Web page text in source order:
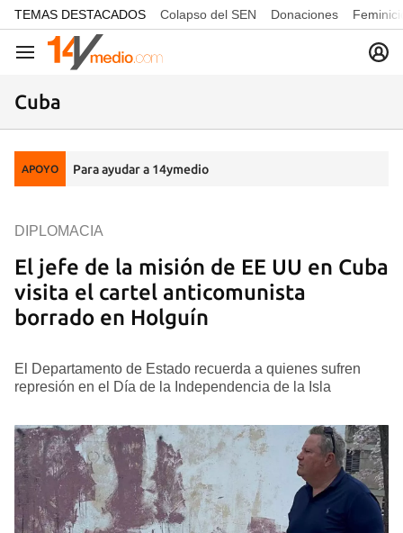
common.go-to-content
TEMAS DESTACADOS Colapso del SEN Donaciones
Navegación
Cuba
APOYO Para ayudar a 14ymedio
El jefe de la misión de EE UU en Cuba
visita el cartel anticomunista
borrado en Holguín
DIPLOMACIA
El Departamento de Estado recuerda a quienes sufren
represión en el Día de la Independencia de la Isla